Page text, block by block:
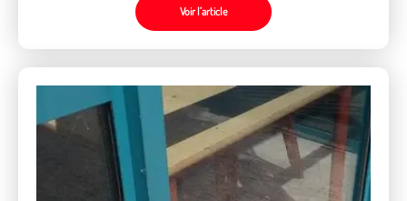
Voir l’article